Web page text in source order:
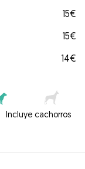
15€
15€
14€
Incluye cachorros